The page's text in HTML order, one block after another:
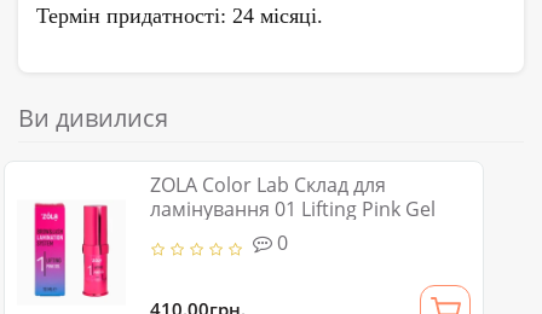
Термін придатності: 24 місяці.
Ви дивилися
ZOLA Color Lab Склад для
ламінування 01 Lifting Pink Gel
0